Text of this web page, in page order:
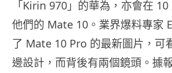
「Kirin 970」的華為，亦會在
他們的 Mate 10。業界爆料專家
了 Mate 10 Pro 的最新圖片，可
邊設計，而背後有兩個鏡頭。據